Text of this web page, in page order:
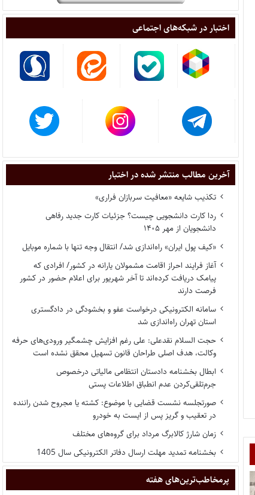
اختبار در شبکه‌های اجتماعی
آخرین مطالب منتشر شده در اختبار
تکذیب شایعه «معافیت سربازان فراری»
ردا کارت دانشجویی چیست؟ جزئیات کارت جدید رفاهی
دانشجویان از مهر ۱۴۰۵
«کیف پول ایران» راه‌اندازی شد/ انتقال وجه تنها با شماره موبایل
آغاز فرایند احراز اقامت مشمولان یارانه در کشور/ افرادی که
پیامک دریافت کرده‌اند تا آخر شهریور برای اعلام حضور در کشور
فرصت دارند
سامانه الکترونیکی درخواست عفو و بخشودگی در دادگستری
استان تهران راه‌اندازی شد
حجت السلام نقدعلی: علی رغم افزایش چشمگیر ورودی‌های حرفه
وکالت، هدف اصلی طراحان قانون تسهیل محقق نشده است
ابطال بخشنامه دادستان انتظامی مالیاتی درخصوص
جرم‌تلقی‌کردن عدم انطباق اطلاعات پستی
صورتجلسه نشست قضایی با موضوع: کشته یا مجروح شدن راننده
در تعقیب و گریز پس از ایست به خودرو
زمان شارژ کالابرگ مرداد برای گروه‌های مختلف
بخشنامه تمدید مهلت ارسال دفاتر الکترونیکی سال 1405
پر‌مخاطب‌ترین‌های هفته